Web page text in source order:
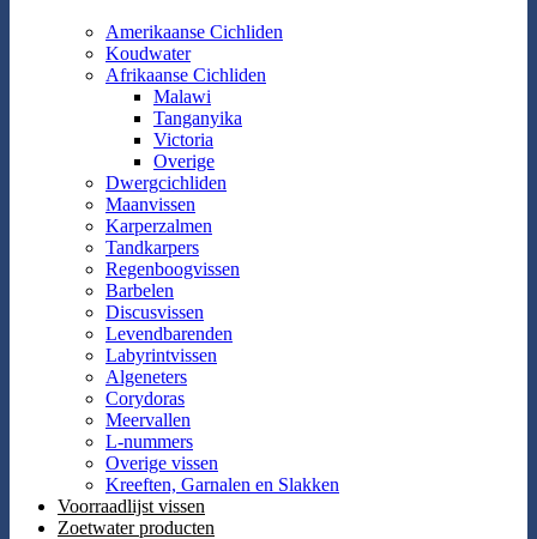
Amerikaanse Cichliden
Koudwater
Afrikaanse Cichliden
Malawi
Tanganyika
Victoria
Overige
Dwergcichliden
Maanvissen
Karperzalmen
Tandkarpers
Regenboogvissen
Barbelen
Discusvissen
Levendbarenden
Labyrintvissen
Algeneters
Corydoras
Meervallen
L-nummers
Overige vissen
Kreeften, Garnalen en Slakken
Voorraadlijst vissen
Zoetwater producten